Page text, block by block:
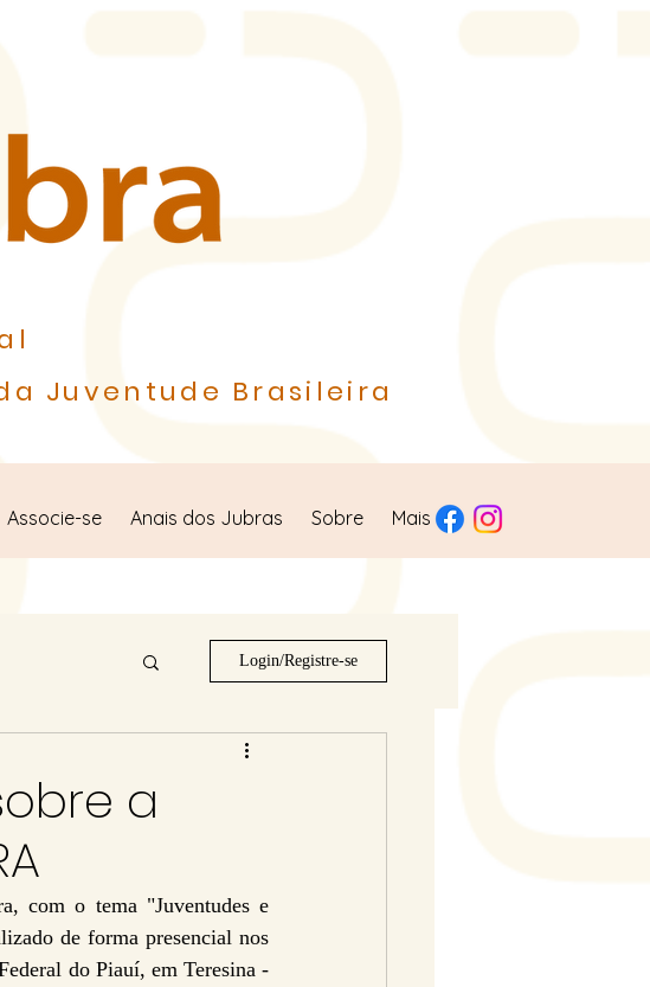
Juventude Brasileira
Associe-se Anais dos Jubras Sobre Mais
Login/Registre-se
a
com o tema "Juventudes e
de forma presencial nos
do Piauí, em Teresina -